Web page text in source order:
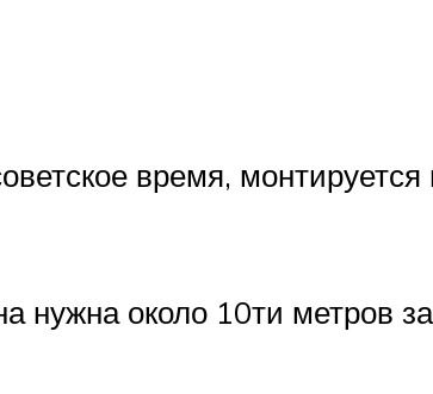
время,
нужна около 10ти метров